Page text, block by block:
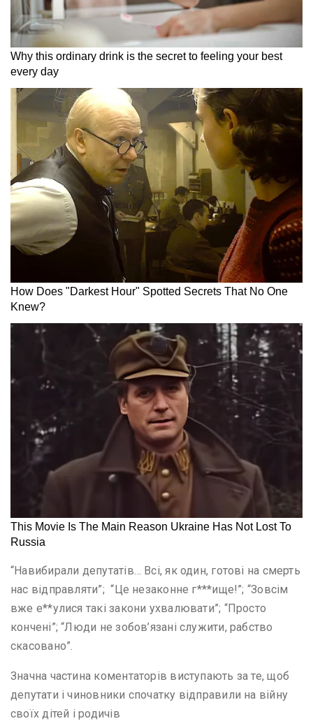
“Навибирали депутатів… Всі, як один, готові на смерть
нас відправляти”; “Це незаконне г***ище!”; “Зовсім
вже е**улися такі закони ухвалювати”; “Просто
кончені”; “Люди не зобов’язані служити, рабство
скасовано”.
Значна частина коментаторів виступають за те, щоб
депутати і чиновники спочатку відправили на війну
своїх дітей і родичів